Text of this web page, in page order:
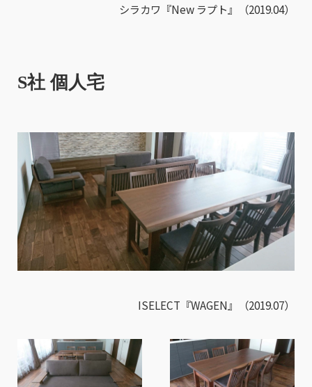
シラカワ『New ラプト』（2019.04）
S社 個人宅
ISELECT『WAGEN』（2019.07）